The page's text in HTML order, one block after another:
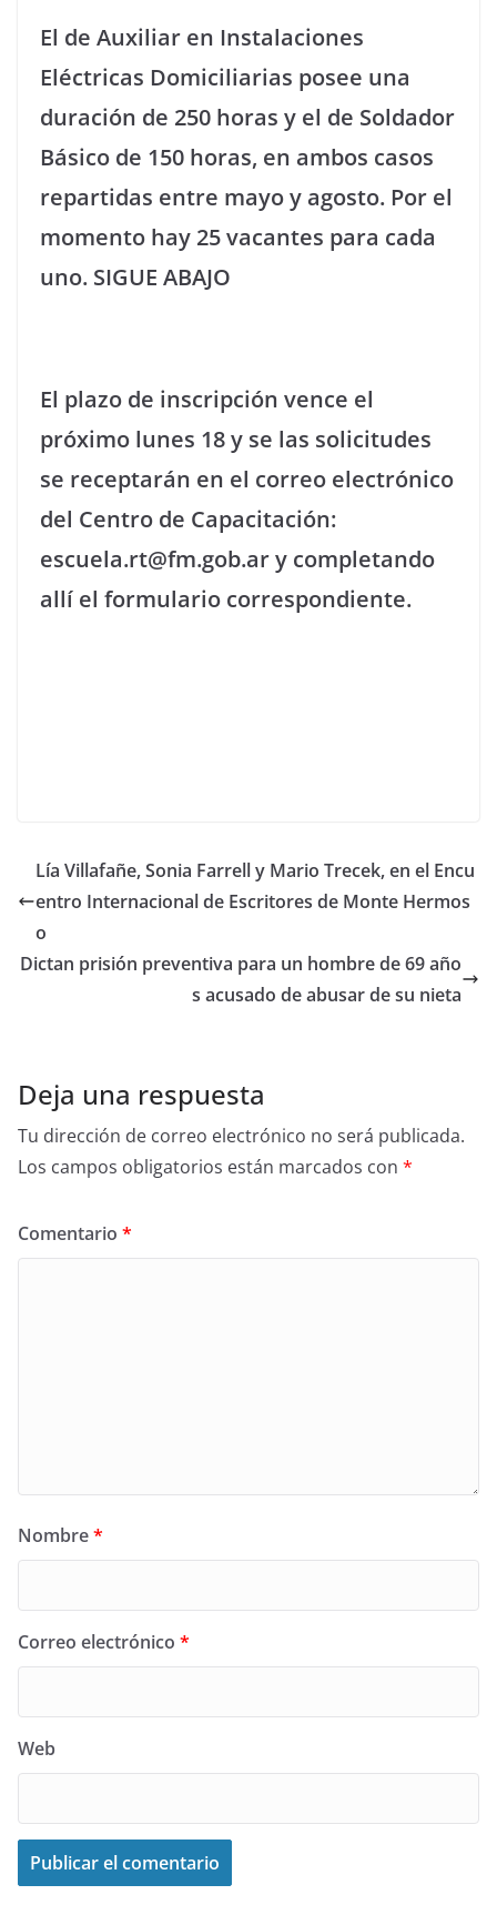
El de Auxiliar en Instalaciones
Eléctricas Domiciliarias posee una
duración de 250 horas y el de Soldador
Básico de 150 horas, en ambos casos
repartidas entre mayo y agosto. Por el
momento hay 25 vacantes para cada
uno. SIGUE ABAJO
El plazo de inscripción vence el
próximo lunes 18 y se las solicitudes
se receptarán en el correo electrónico
del Centro de Capacitación:
escuela.rt@fm.gob.ar y completando
allí el formulario correspondiente.
Lía Villafañe, Sonia Farrell y Mario Trecek, en el Encu
entro Internacional de Escritores de Monte Hermos
o
Dictan prisión preventiva para un hombre de 69 año
s acusado de abusar de su nieta
Deja una respuesta
Tu dirección de correo electrónico no será publicada.
Los campos obligatorios están marcados con *
Comentario *
Nombre*
Correo electrónico *
Web